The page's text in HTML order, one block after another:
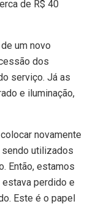
de R$ 40
um novo
dos
serviço. Já as
e iluminação,
novamente
sendo utilizados
Então, estamos
perdido e
Este é o papel